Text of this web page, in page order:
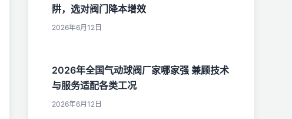
阱，选对阀门降本增效
2026年6月12日
2026年全国气动球阀厂家哪家强 兼顾技术
与服务适配各类工况
2026年6月12日